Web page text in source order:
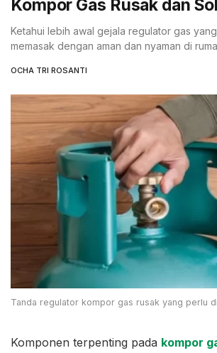
Kompor Gas Rusak dan
Ketahui lebih awal gejala regulator gas
memasak dengan aman dan nyaman di
OCHA TRI ROSANTI
Tanda regulator kompor gas rusak yang perlu
Komponen terpenting pada kompor